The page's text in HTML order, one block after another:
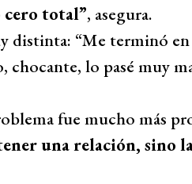
cero total”, asegura.
distinta: “Me terminó
lo pasé muy
fue mucho más
una relación, sino